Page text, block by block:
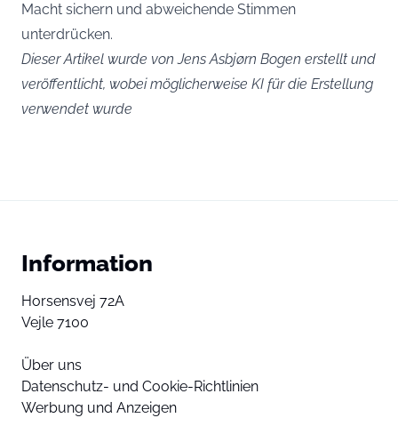
Macht sichern und abweichende Stimmen
unterdrücken.
Dieser Artikel wurde von Jens Asbjørn Bogen erstellt und
veröffentlicht, wobei möglicherweise KI für die Erstellung
verwendet wurde
Information
Horsensvej 72A
Vejle 7100
Über uns
Datenschutz- und Cookie-Richtlinien
Werbung und Anzeigen